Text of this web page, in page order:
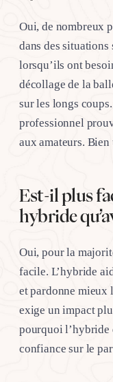
Oui, de nombreux
dans des
lorsqu’ils ont
décollage de la
sur les longs
professionnel
aux amateurs.
Est-il plus
hybride
Oui, pour la
facile. L’hybride
et pardonne mieux
exige un impact
pourquoi l’hybride
confiance sur le